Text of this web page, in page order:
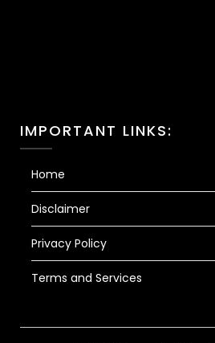
IMPORTANT LINKS:
Home
Disclaimer
Privacy Policy
Terms and Services